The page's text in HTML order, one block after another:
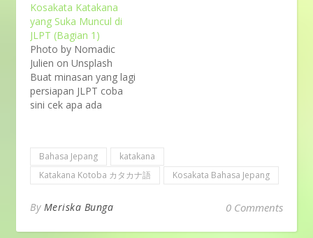
Kosakata Katakana
yang Suka Muncul di
JLPT (Bagian 1)
Photo by Nomadic
Julien on Unsplash
Buat minasan yang lagi
persiapan JLPT coba
sini cek apa ada
Pandaikotoba udah
buat list nya, jadi
langsung scroll! No単語
(tango)Kosakataロマ字
(romaji)Alfabetインド
Bahasa Jepang
katakana
Katakana Kotoba カタカナ語
Kosakata Bahasa Jepang
By Meriska Bunga 0 Comments